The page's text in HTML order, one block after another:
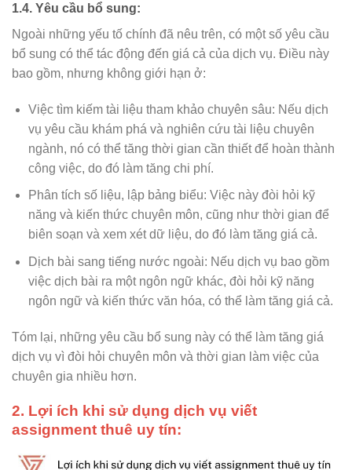
1.4. Yêu cầu bổ sung:
Ngoài những yếu tố chính đã nêu trên, có một số yêu cầu
bổ sung có thể tác động đến giá cả của dịch vụ. Điều này
bao gồm, nhưng không giới hạn ở:
Việc tìm kiếm tài liệu tham khảo chuyên sâu: Nếu dịch
vụ yêu cầu khám phá và nghiên cứu tài liệu chuyên
ngành, nó có thể tăng thời gian cần thiết để hoàn thành
công việc, do đó làm tăng chi phí.
Phân tích số liệu, lập bảng biểu: Việc này đòi hỏi kỹ
năng và kiến thức chuyên môn, cũng như thời gian để
biên soạn và xem xét dữ liệu, do đó làm tăng giá cả.
Dịch bài sang tiếng nước ngoài: Nếu dịch vụ bao gồm
việc dịch bài ra một ngôn ngữ khác, đòi hỏi kỹ năng
ngôn ngữ và kiến thức văn hóa, có thể làm tăng giá cả.
Tóm lại, những yêu cầu bổ sung này có thể làm tăng giá
dịch vụ vì đòi hỏi chuyên môn và thời gian làm việc của
chuyên gia nhiều hơn.
2. Lợi ích khi sử dụng dịch vụ viết
assignment thuê uy tín: